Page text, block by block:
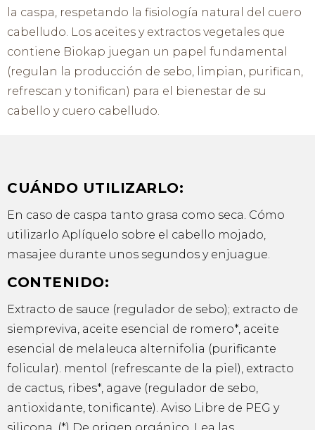
la caspa, respetando la fisiología natural del cuero
cabelludo. Los aceites y extractos vegetales que
contiene Biokap juegan un papel fundamental
(regulan la producción de sebo, limpian, purifican,
refrescan y tonifican) para el bienestar de su
cabello y cuero cabelludo.
CUÁNDO UTILIZARLO:
En caso de caspa tanto grasa como seca. Cómo
utilizarlo Aplíquelo sobre el cabello mojado,
masajee durante unos segundos y enjuague.
CONTENIDO:
Extracto de sauce (regulador de sebo); extracto de
siempreviva, aceite esencial de romero*, aceite
esencial de melaleuca alternifolia (purificante
folicular). mentol (refrescante de la piel), extracto
de cactus, ribes*, agave (regulador de sebo,
antioxidante, tonificante). Aviso Libre de PEG y